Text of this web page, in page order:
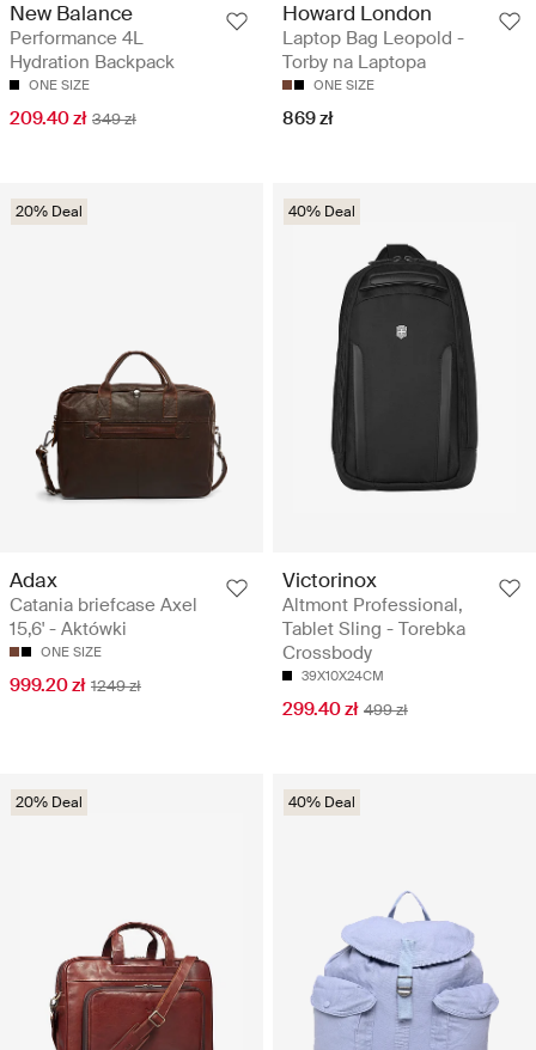
New Balance
Performance 4L
Hydration Backpack
ONE SIZE
209.40 zł 349 zł
Howard London
Laptop Bag Leopold -
Torby na Laptopa
ONE SIZE
869 zł
20% Deal
Adax
Catania briefcase Axel
15,6' - Aktówki
ONE SIZE
999.20 zł 1249 zł
40% Deal
Victorinox
Altmont Professional,
Tablet Sling - Torebka
Crossbody
39X10X24CM
299.40 zł 499 zł
20% Deal 40% Deal